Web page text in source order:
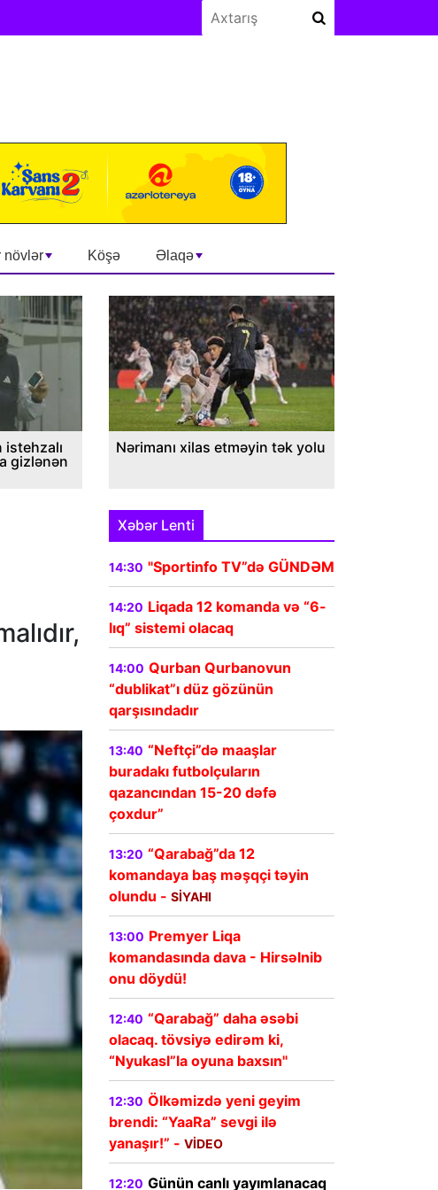
növlər Köşə Əlaqə
gizlənən
Nərimanı xilas etməyin tək yolu
Xəbər Lenti
14:30 "Sportinfo TV”də GÜNDƏM
14:20 Liqada 12 komanda və “6-
lıq” sistemi olacaq
14:00 Qurban Qurbanovun
“dublikat”ı düz gözünün
qarşısındadır
13:40 “Neftçi”də maaşlar
buradakı futbolçuların
qazancından 15-20 dəfə
çoxdur”
13:20 “Qarabağ”da 12
komandaya baş məşqçi təyin
olundu - SİYAHI
13:00 Premyer Liqa
komandasında dava - Hirsəlnib
onu döydü!
12:40 “Qarabağ” daha əsəbi
olacaq. tövsiyə edirəm ki,
“Nyukasl”la oyuna baxsın"
12:30 Ölkəmizdə yeni geyim
brendi: “YaaRa” sevgi ilə
yanaşır!” - VİDEO
12:20 Günün canlı yayımlanacaq